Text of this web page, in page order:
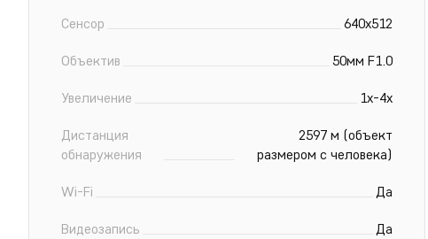
Сенсор 640х512
Объектив 50мм F1.0
Увеличение 1х-4х
Дистанция
обнаружения
2597 м (объект
размером с человека)
Wi-Fi Да
Видеозапись Да